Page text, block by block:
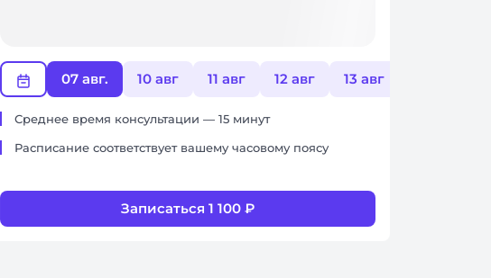
07 авг. 10 авг 11 авг 12 авг 13 авг
Среднее время консультации — 15 минут
Расписание соответствует вашему часовому поясу
Записаться 1 100 ₽